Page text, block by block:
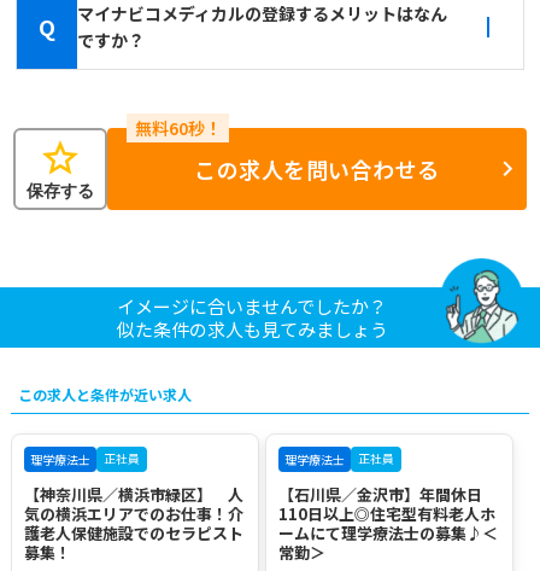
Q
マイナビコメディカルの登録するメリットはなん
ですか？
star
保存する
この求人を問い合わせる
イメージに合いませんでしたか？
似た条件の求人も見てみましょう
この求人と条件が近い求人
理学療法士 正社員
【神奈川県／横浜市緑区】 人
気の横浜エリアでのお仕事！介
護老人保健施設でのセラピスト
募集！
理学療法士 正社員
【石川県／金沢市】年間休日
110日以上◎住宅型有料老人ホ
ームにて理学療法士の募集♪＜
常勤＞